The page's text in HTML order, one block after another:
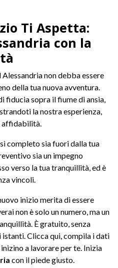
Ti Aspetta:
con la
non debba essere
della tua nuova avventura.
fiducia sopra il fiume di ansia,
la nostra esperienza,
affidabilità.
completo sia fuori dalla tua
sia un impegno
verso la tua tranquillità, ed è
vincoli.
inizio merita di essere
non è solo un numero, ma un
È gratuito, senza
Clicca qui, compila i dati
a lavorare per te. Inizia
con il piede giusto.